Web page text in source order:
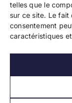
telles que le
sur ce site. Le fait
consentement
caractéristiques
Copyright
Mentions
Les liens